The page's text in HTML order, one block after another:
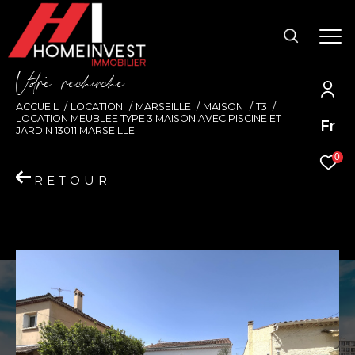
Fr
0
Vore recece
ACCUEIL LOCATION MARSEILLE MAISON
T3
LOCATION MEUBLEE TYPE 3 MAISON AVEC PISCINE ET
JARDIN 13011 MARSEILLE
RETOUR